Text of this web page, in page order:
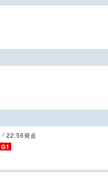
/ 22:56発走
G1